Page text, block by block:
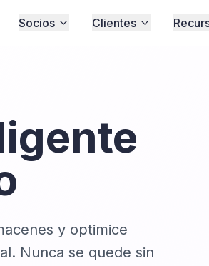
Socios Clientes
y optimice
Nunca se quede sin